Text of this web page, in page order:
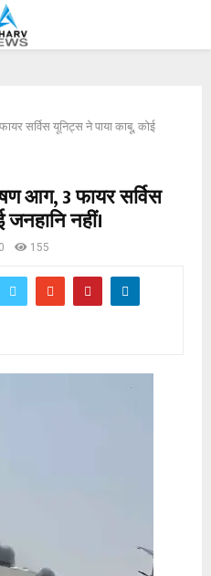
सर्विस यूनिट्स ने पाया काबू, कोई
आग, 3 फायर सर्विस
नहीं।
0 155